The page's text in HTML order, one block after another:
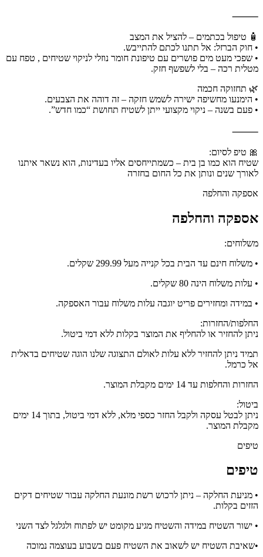
⸻
🧴 טיפול בכתמים – להציל את המצב
• חוק הברזל: אל תתנו לכתם להתייבש.
• שפכי מעט מים פושרים עם טיפונת חומר נוזלי לניקוי שטיחים , טפח עם
מטלית רכה – בלי לשפשף חזק.
🌿 תחזוקה חכמה
• הימנעו מחשיפה ישירה לשמש חזקה – זה דוהה את הצבעים.
• פעם בשנה – ניקוי מקצועי ייתן לשטיח תחושת “כמו חדש”.
⸻
🎀 טיפ לסיום:
שטיח הוא כמו בן בית – כשמתייחסים אליו בעדינות, הוא נשאר איתנו
לאורך שנים ונותן את כל החום בחזרה
אספקה והחלפה
אספקה והחלפה
משלוחים:
• משלוח חינם עד הבית בכל קנייה מעל 299.99 שקלים.
• עלות משלוח הינה 80 שקלים.
• במידה ומחזירים פריט יוגבה עלות משלוח עבור האספקה.
החלפות/החזרות:
ניתן להחזיר או להחליף את המוצר בקלות ללא דמי ביטול.
תמיד ניתן להחזיר ללא עלות לאולם התצוגה שלנו הוגה שטיחים בדאלית
אל כרמל.
החזרות והחלפות עד 14 ימים מקבלת המוצר.
ביטול:
ניתן לבטל עסקה ולקבל החזר כספי מלא, ללא דמי ביטול, בתוך 14 ימים
מקבלת המוצר.
טיפים
טיפים
• מניעת החלקה – ניתן לרכוש רשת מונעת החלקה עבור שטיחים דקים
הזזים בקלות.
• ישור השטיח במידה והשטיח מגיע מקומט יש לפתוח ולגלגל לצד השני
•שאיבת השטיח יש לשאוב את השטיח פעם בשבוע בעוצמה נמוכה